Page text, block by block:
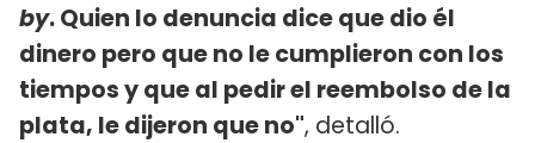
by. Quien lo denuncia dice que dio él
dinero pero que no le cumplieron con los
tiempos y que al pedir el reembolso de la
plata, le dijeron que no", detalló.